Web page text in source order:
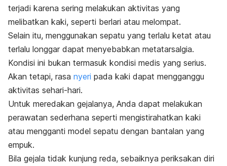
terjadi karena sering melakukan aktivitas yang
melibatkan kaki, seperti berlari atau melompat.
Selain itu, menggunakan sepatu yang terlalu ketat atau
terlalu longgar dapat menyebabkan metatarsalgia.
Kondisi ini bukan termasuk kondisi medis yang serius.
Akan tetapi, rasa nyeri pada kaki dapat mengganggu
aktivitas sehari-hari.
Untuk meredakan gejalanya, Anda dapat melakukan
perawatan sederhana seperti mengistirahatkan kaki
atau mengganti model sepatu dengan bantalan yang
empuk.
Bila gejala tidak kunjung reda, sebaiknya periksakan diri